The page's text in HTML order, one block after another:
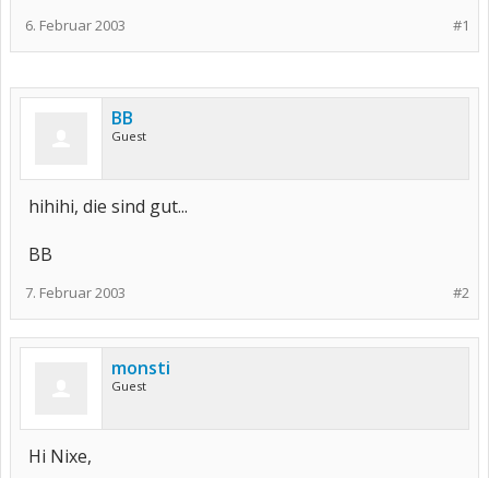
#1
6. Februar 2003
BB
Guest
hihihi, die sind gut...
BB
#2
7. Februar 2003
monsti
Guest
Hi Nixe,